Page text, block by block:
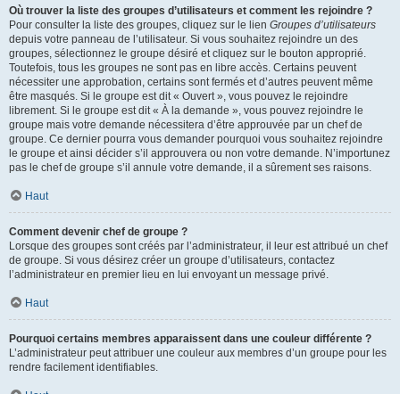
Où trouver la liste des groupes d’utilisateurs et comment les rejoindre ?
Pour consulter la liste des groupes, cliquez sur le lien Groupes d’utilisateurs
depuis votre panneau de l’utilisateur. Si vous souhaitez rejoindre un des
groupes, sélectionnez le groupe désiré et cliquez sur le bouton approprié.
Toutefois, tous les groupes ne sont pas en libre accès. Certains peuvent
nécessiter une approbation, certains sont fermés et d’autres peuvent même
être masqués. Si le groupe est dit « Ouvert », vous pouvez le rejoindre
librement. Si le groupe est dit « À la demande », vous pouvez rejoindre le
groupe mais votre demande nécessitera d’être approuvée par un chef de
groupe. Ce dernier pourra vous demander pourquoi vous souhaitez rejoindre
le groupe et ainsi décider s’il approuvera ou non votre demande. N’importunez
pas le chef de groupe s’il annule votre demande, il a sûrement ses raisons.
Haut
Comment devenir chef de groupe ?
Lorsque des groupes sont créés par l’administrateur, il leur est attribué un chef
de groupe. Si vous désirez créer un groupe d’utilisateurs, contactez
l’administrateur en premier lieu en lui envoyant un message privé.
Haut
Pourquoi certains membres apparaissent dans une couleur différente ?
L’administrateur peut attribuer une couleur aux membres d’un groupe pour les
rendre facilement identifiables.